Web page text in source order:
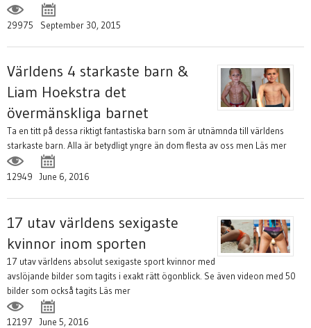
29975 September 30, 2015
Världens 4 starkaste barn &
Liam Hoekstra det
övermänskliga barnet
Ta en titt på dessa riktigt fantastiska barn som är utnämnda till världens
starkaste barn. Alla är betydligt yngre än dom flesta av oss men Läs mer
12949 June 6, 2016
17 utav världens sexigaste
kvinnor inom sporten
17 utav världens absolut sexigaste sport kvinnor med
avslöjande bilder som tagits i exakt rätt ögonblick. Se även videon med 50
bilder som också tagits Läs mer
12197 June 5, 2016